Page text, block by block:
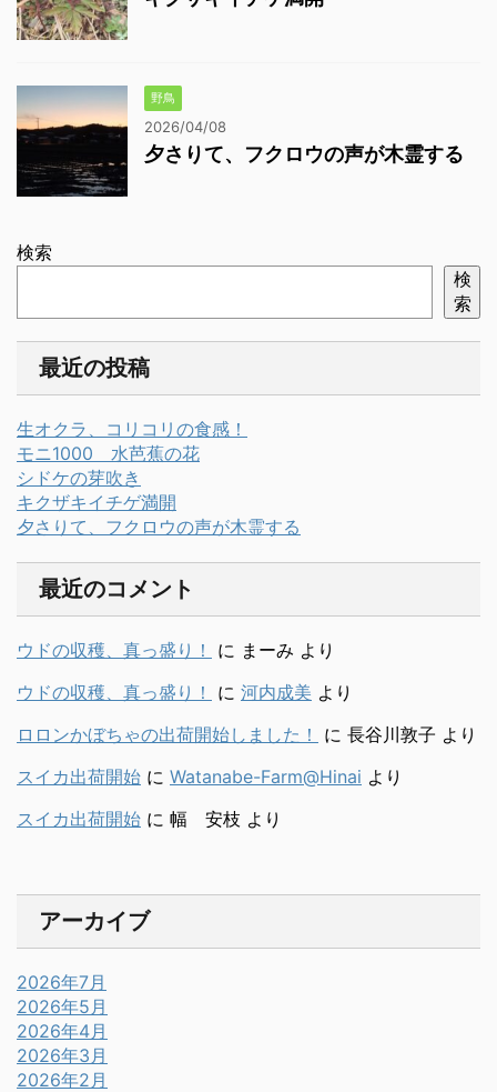
野鳥
2026/04/08
夕さりて、フクロウの声が木霊する
検索
検
索
最近の投稿
生オクラ、コリコリの食感！
モニ1000 水芭蕉の花
シドケの芽吹き
キクザキイチゲ満開
夕さりて、フクロウの声が木霊する
最近のコメント
ウドの収穫、真っ盛り！ に まーみ より
ウドの収穫、真っ盛り！
に 河内成美 より
ロロンかぼちゃの出荷開始しました！
に 長谷川敦子 より
スイカ出荷開始 に Watanabe-Farm@Hinai より
スイカ出荷開始 に 幅 安枝 より
アーカイブ
2026年7月
2026年5月
2026年4月
2026年3月
2026年2月